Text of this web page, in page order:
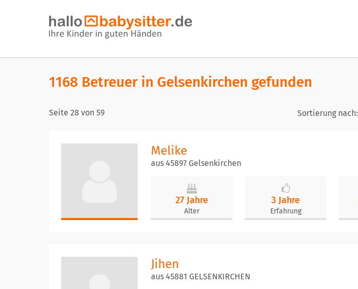
1168 Betreuer in Gelsenkirchen gefunden
Seite 28 von 59 Sortierung nach:
Melike
aus 45897 Gelsenkirchen
27 Jahre
Alter
3 Jahre
Erfahrung
Jihen
aus 45881 GELSENKIRCHEN